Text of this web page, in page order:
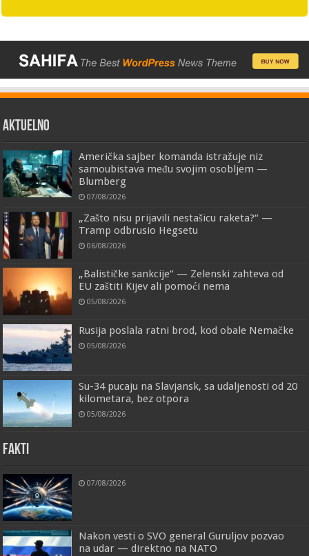
AKTUELNO
Američka sajber komanda istražuje niz
samoubistava među svojim osobljem —
Blumberg
07/08/2026
„Zašto nisu prijavili nestašicu raketa?“ —
Tramp odbrusio Hegsetu
06/08/2026
„Balističke sankcije“ — Zelenski zahteva od
EU zaštiti Kijev ali pomoći nema
05/08/2026
Rusija poslala ratni brod, kod obale Nemačke
05/08/2026
Su-34 pucaju na Slavjansk, sa udaljenosti od 20
kilometara, bez otpora
05/08/2026
FAKTI
07/08/2026
Nakon vesti o SVO general Guruljov pozvao
na udar — direktno na NATO